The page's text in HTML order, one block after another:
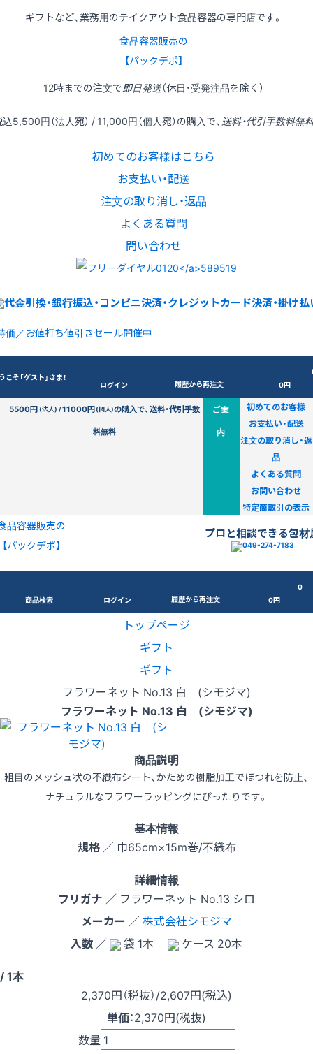
ギフトなど、業務用のテイクアウト食品容器の専門店です。
食品容器販売の
【パックデポ】
12時までの注文で即日発送（休日・受発注品を除く）
込5,500円（法人宛） / 11,000円（個人宛）の購入で、 送料・代引手数料無
初めてのお客様はこちら
お支払い・配送
注文の取り消し・返品
よくある質問
問い合わせ
価／お値打ち値引きセール開催中
こそ「ゲスト」さま！
ログイン 履歴から再注文
0円
5500円(法人) /11000円(個人)の購入で、送料・代引手数
料無料
ご案
内
初めてのお客様
お支払い・配送
注文の取り消し・返
品
よくある質問
お問い合わせ
特定商取引の表示
品容器販売の
【パックデポ】
プロと相談できる包材
商品検索 ログイン 履歴から再注文
0
0円
トップページ
ギフト
ギフト
フラワーネット No.13 白 (シモジマ)
フラワーネット No.13 白 (シモジマ)
商品説明
粗目のメッシュ状の不織布シート、かための樹脂加工でほつれを防止、
ナチュラルなフラワーラッピングにぴったりです。
基本情報
規格／ 巾65cm×15m巻/不織布
詳細情報
フリガナ ／ フラワーネット No.13 シロ
メーカー ／株式会社シモジマ
入数 ／ 袋 1本
ケース 20本
1本
2,370円（税抜）/2,607円(税込)
単価：2,370円(税抜)
数量